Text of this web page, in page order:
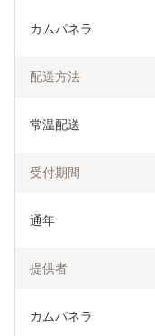
カムパネラ
配送方法
常温配送
受付期間
通年
提供者
カムパネラ